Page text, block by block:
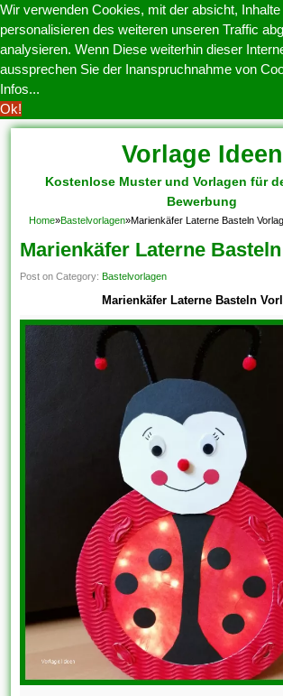
Wir verwenden Cookies, mit der absicht,
personalisieren des weiteren unseren Traffic
analysieren. Wenn Diese weiterhin dieser
aussprechen Sie der Inanspruchnahme von
Infos...
Ok!
Vorlage Ideen
Kostenlose Muster und Vorlagen für
Bewerbung
Home»Bastelvorlagen»Marienkäfer Laterne Basteln
Marienkäfer Laterne
Post on Category:Bastelvorlagen
Marienkäfer Laterne Basteln